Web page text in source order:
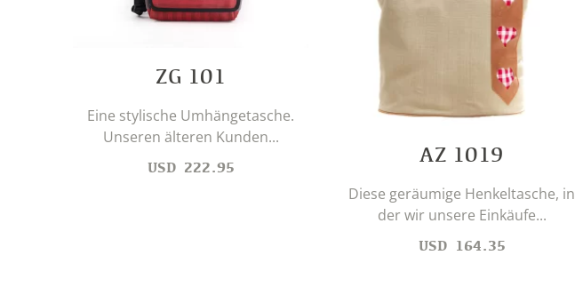
ZG 101
Eine stylische Umhängetasche.
Unseren älteren Kunden...
USD 222.95 AZ 1019
Diese geräumige Henkeltasche, in
der wir unsere Einkäufe...
USD 164.35